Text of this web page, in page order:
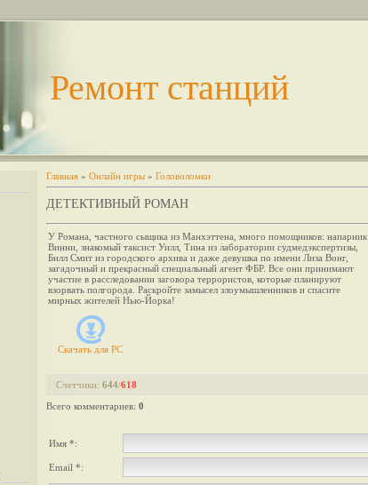
Ремонт станций
Главная » Онлайн игры » Головоломки
ДЕТЕКТИВНЫЙ РОМАН
У Романа, частного сыщика из Манхэттена, много помощников: напарник
Винни, знакомый таксист Уилл, Тина из лаборатории судмедэкспертизы,
Билл Смит из городского архива и даже девушка по имени Лиза Вонг,
загадочный и прекрасный специальный агент ФБР. Все они принимают
участие в расследовании заговора террористов, которые планируют
взорвать полгорода. Раскройте замысел злоумышленников и спасите
мирных жителей Нью-Йорка!
Скачать для PC
Счетчики: 644/618
Всего комментариев: 0
Имя *:
Email *: